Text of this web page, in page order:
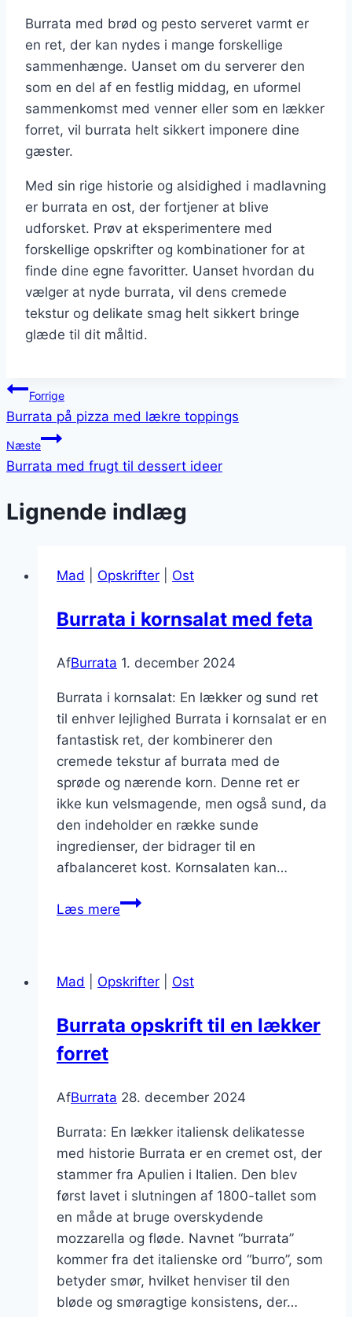
Burrata med brød og pesto serveret varmt er
en ret, der kan nydes i mange forskellige
sammenhænge. Uanset om du serverer den
som en del af en festlig middag, en uformel
sammenkomst med venner eller som en lækker
forret, vil burrata helt sikkert imponere dine
gæster.
Med sin rige historie og alsidighed i madlavning
er burrata en ost, der fortjener at blive
udforsket. Prøv at eksperimentere med
forskellige opskrifter og kombinationer for at
finde dine egne favoritter. Uanset hvordan du
vælger at nyde burrata, vil dens cremede
tekstur og delikate smag helt sikkert bringe
glæde til dit måltid.
Indlægsnavigation
Forrige
Burrata på pizza med lækre toppings
Næste
Burrata med frugt til dessert ideer
Lignende indlæg
Mad Opskrifter Ost
Burrata i kornsalat med feta
AfBurrata 1. december 2024
Burrata i kornsalat: En lækker og sund ret
til enhver lejlighed Burrata i kornsalat er en
fantastisk ret, der kombinerer den
cremede tekstur af burrata med de
sprøde og nærende korn. Denne ret er
ikke kun velsmagende, men også sund, da
den indeholder en række sunde
ingredienser, der bidrager til en
afbalanceret kost. Kornsalaten kan…
Læs mereBurrata
feta
Mad Opskrifter Ost
Burrata opskrift til en lækker
forret
AfBurrata 28. december 2024
Burrata: En lækker italiensk delikatesse
med historie Burrata er en cremet ost, der
stammer fra Apulien i Italien. Den blev
først lavet i slutningen af 1800-tallet som
en måde at bruge overskydende
mozzarella og fløde. Navnet “burrata”
kommer fra det italienske ord “burro”, som
betyder smør, hvilket henviser til den
bløde og smøragtige konsistens, der…